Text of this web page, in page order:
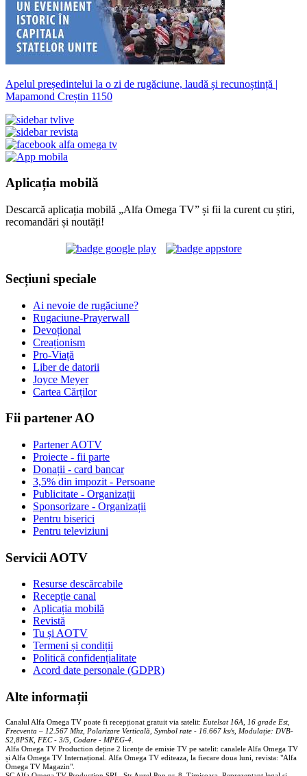
Apelul președintelui la o zi de rugăciune, laudă și recunoștință |
Mapamond Creștin 1150
Aplicația mobilă
Descarcă aplicația mobilă „Alfa Omega TV” și fii la curent cu știri,
recomandări și noutăți!
Secțiuni speciale
Ai nevoie de rugăciune?
Rugaciune-Prayerwall
Devoțional
Creaționism
Pro-Viață
Liber de datorii
Joyce Meyer
Cartea Cărților
Fii partener AO
Partener AOTV
Proiecte - fii parte
Donații - card bancar
3,5% din impozit - Persoane
Publicitate - Organizații
Sponsorizare - Organizații
Pentru biserici
Pentru televiziuni
Servicii AOTV
Resurse descărcabile
Recepție canal
Aplicația mobilă
Revistă
Tu și AOTV
Termeni și condiții
Politică confidențialitate
Acord date personale (GDPR)
Alte informații
Canalul Alfa Omega TV poate fi recepționat gratuit via satelit: Eutelsat 16A, 16 grade Est,
Frecventa – 12.567 Mhz, Polarizare Verticală, Symbol rate - 16.667 ks/s, Modulație: DVB-
S2,8PSK, FEC - 3/5, Codare - MPEG-4
Alfa Omega TV Production deține 2 licențe de emisie TV pe satelit: canalele Alfa Omega TV
și Alfa Omega TV Internațional. Alfa Omega TV editeaza, la fiecare doua luni, revista: "Alfa
Omega TV Magazin".